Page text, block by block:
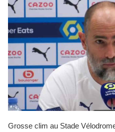
Grosse clim au Stade